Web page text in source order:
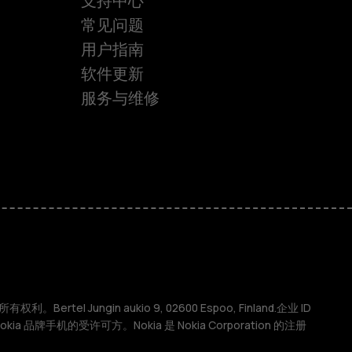
常见问题
用户指南
软件更新
服务与维修
有权利。Bertel Jungin aukio 9, 02600 Espoo, Finland.企业 ID
品牌手机的受许可方。Nokia 是 Nokia Corporation 的注册